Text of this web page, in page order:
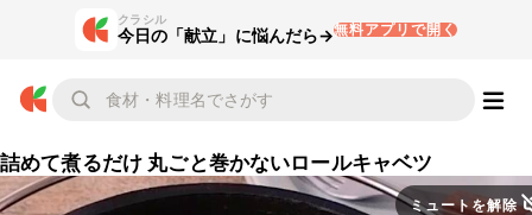
クラシル
今日の「献立」に悩んだら→無料アプリで開く
詰めて煮るだけ 丸ごと巻かないロールキャベツ
ミュートを解除